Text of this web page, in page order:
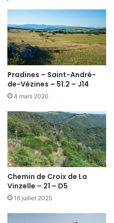
Pradines – Saint-André-
de-Vézines – 51.2 – J14
4 mars 2020
Chemin de Croix de La
Vinzelle – 21 – D5
16 juillet 2025